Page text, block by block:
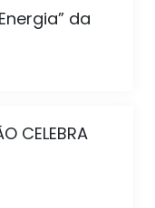
da
CELEBRA